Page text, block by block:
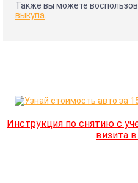
Также вы можете
выкупа
Инструкция по снятию с
визита